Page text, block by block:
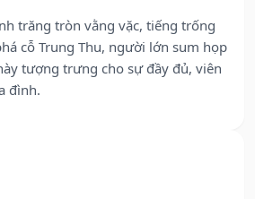
trăng tròn vằng vặc, tiếng trống
cỗ Trung Thu, người lớn sum họp
tượng trưng cho sự đầy đủ, viên
đình.